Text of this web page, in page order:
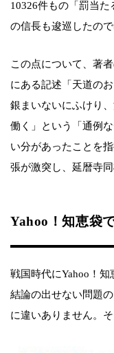
10326件もの「罰当
の信長も逡巡したの
この点について、著
にある記述「天道の
銀まいないにふけり
働く」という「通例
い分があったことを
張が激突し、延暦寺
Yahoo！知恵袋
戦国時代にYahoo！
結論の出せない問題
に違いありません。